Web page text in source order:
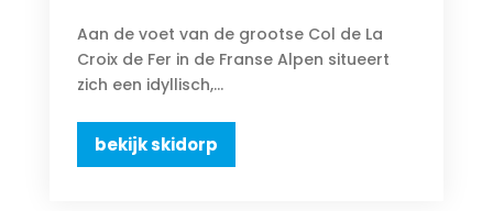
Aan de voet van de grootse Col de La
Croix de Fer in de Franse Alpen situeert
zich een idyllisch,...
bekijk skidorp